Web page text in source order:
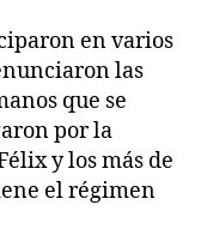
en varios
las
que se
por la
y los más de
el régimen